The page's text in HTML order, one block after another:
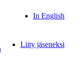
In English
Liity jäseneksi